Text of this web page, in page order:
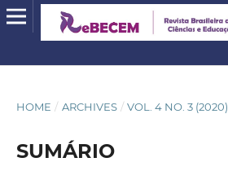
HOME / ARCHIVES / VOL. 4 NO. 3 (2020)
SUMÁRIO